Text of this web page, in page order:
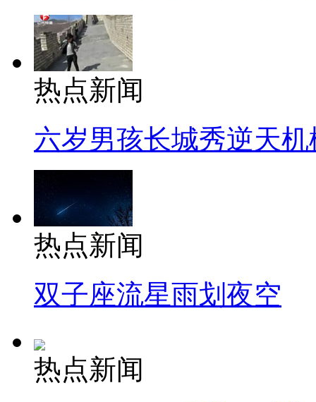
热点新闻
六岁男孩长城秀逆天机
热点新闻
双子座流星雨划夜空
热点新闻